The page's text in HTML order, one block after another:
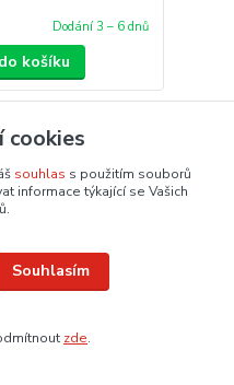
Dodání 3 – 6 dnů
košíku
cookies
souhlas s použitím souborů
informace týkající se Vašich
Souhlasím
zde.